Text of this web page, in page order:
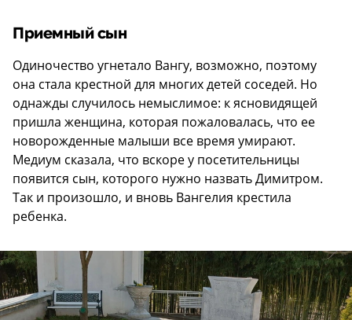
Приемный сын
Одиночество угнетало Вангу, возможно, поэтому
она стала крестной для многих детей соседей. Но
однажды случилось немыслимое: к ясновидящей
пришла женщина, которая пожаловалась, что ее
новорожденные малыши все время умирают.
Медиум сказала, что вскоре у посетительницы
появится сын, которого нужно назвать Димитром.
Так и произошло, и вновь Вангелия крестила
ребенка.